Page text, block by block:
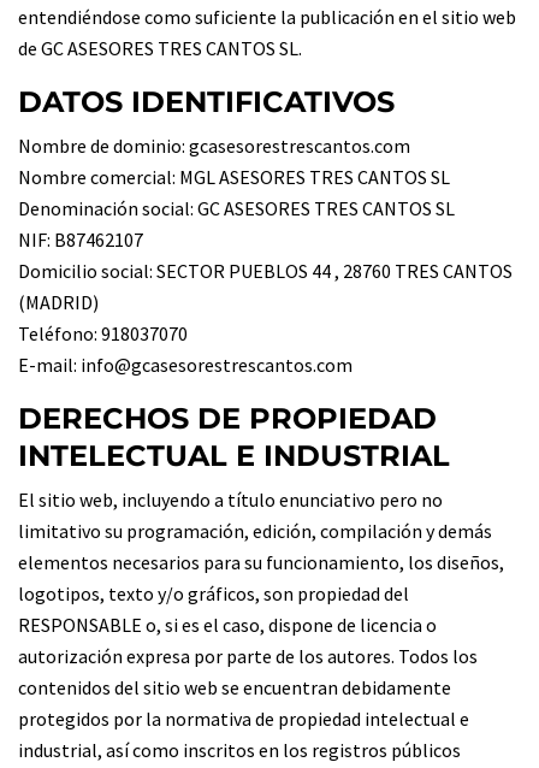
entendiéndose como suficiente la publicación en el sitio web
de GC ASESORES TRES CANTOS SL.
DATOS IDENTIFICATIVOS
Nombre de dominio: gcasesorestrescantos.com
Nombre comercial: MGL ASESORES TRES CANTOS SL
Denominación social: GC ASESORES TRES CANTOS SL
NIF: B87462107
Domicilio social: SECTOR PUEBLOS 44 , 28760 TRES CANTOS
(MADRID)
Teléfono: 918037070
E-mail: info@gcasesorestrescantos.com
DERECHOS DE PROPIEDAD
INTELECTUAL E INDUSTRIAL
El sitio web, incluyendo a título enunciativo pero no
limitativo su programación, edición, compilación y demás
elementos necesarios para su funcionamiento, los diseños,
logotipos, texto y/o gráficos, son propiedad del
RESPONSABLE o, si es el caso, dispone de licencia o
autorización expresa por parte de los autores. Todos los
contenidos del sitio web se encuentran debidamente
protegidos por la normativa de propiedad intelectual e
industrial, así como inscritos en los registros públicos